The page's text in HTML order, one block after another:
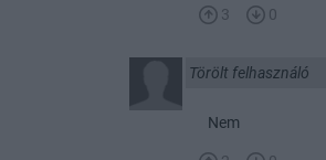
3 0
Törölt felhasználó
Nem